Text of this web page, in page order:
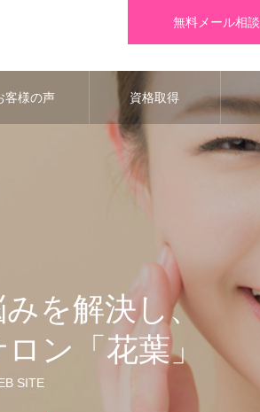
無料メール相談
客様の声 資格取得
を解決し、
ン「花葉」
SITE